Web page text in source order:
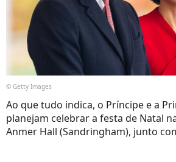
© Getty Images
Ao que tudo indica, o Príncipe e a
planejam celebrar a festa de Natal
Anmer Hall (Sandringham), junto